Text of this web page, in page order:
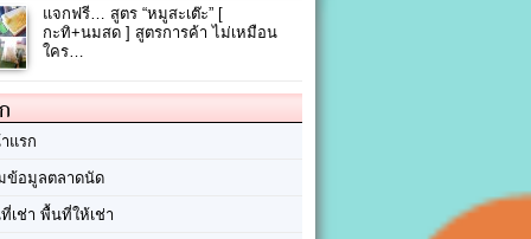
แจกฟรี… สูตร “หมูสะเต๊ะ” [
กะทิ+นมสด ] สูตรการค้า ไม่เหมือน
ใคร…
แรก
ข้อมูลตลาดนัด
เช่า พื้นที่ให้เช่า